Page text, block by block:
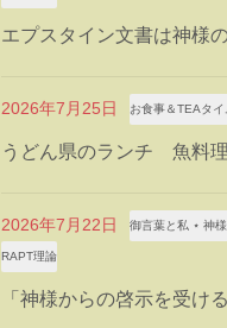
エプスタイン文書は神様
2026年7月25日 お食事＆TEAタイ
うどん県のランチ 魚料
2026年7月22日 御言葉と私 ⋆ 神
RAPT理論
「神様からの啓示を受け